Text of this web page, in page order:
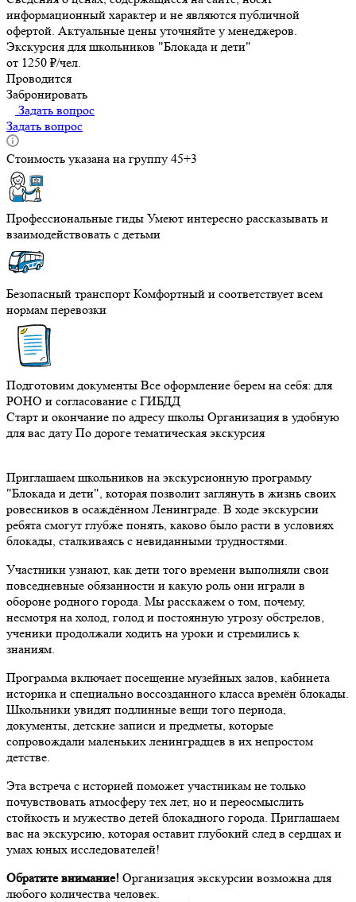
информационный характер и не являются публичной
офертой. Актуальные цены уточняйте у менеджеров.
Экскурсия для школьников "Блокада и дети"
от 1250 ₽/чел.
Проводится
Забронировать
Задать вопрос
Задать вопрос
Стоимость указана на группу 45+3
Профессиональные гиды Умеют интересно рассказывать и
взаимодействовать с детьми
Безопасный транспорт Комфортный и соответствует всем
нормам перевозки
Подготовим документы Все оформление берем на себя: для
РОНО и согласование с ГИБДД
Старт и окончание по адресу школы Организация в удобную
для вас дату По дороге тематическая экскурсия
Приглашаем школьников на экскурсионную программу
"Блокада и дети", которая позволит заглянуть в жизнь своих
ровесников в осаждённом Ленинграде. В ходе экскурсии
ребята смогут глубже понять, каково было расти в условиях
блокады, сталкиваясь с невиданными трудностями.
Участники узнают, как дети того времени выполняли свои
повседневные обязанности и какую роль они играли в
обороне родного города. Мы расскажем о том, почему,
несмотря на холод, голод и постоянную угрозу обстрелов,
ученики продолжали ходить на уроки и стремились к
знаниям.
Программа включает посещение музейных залов, кабинета
историка и специально воссозданного класса времён блокады.
Школьники увидят подлинные вещи того периода,
документы, детские записи и предметы, которые
сопровождали маленьких ленинградцев в их непростом
детстве.
Эта встреча с историей поможет участникам не только
почувствовать атмосферу тех лет, но и переосмыслить
стойкость и мужество детей блокадного города. Приглашаем
вас на экскурсию, которая оставит глубокий след в сердцах и
умах юных исследователей!
Обратите внимание! Организация экскурсии возможна для
любого количества человек.